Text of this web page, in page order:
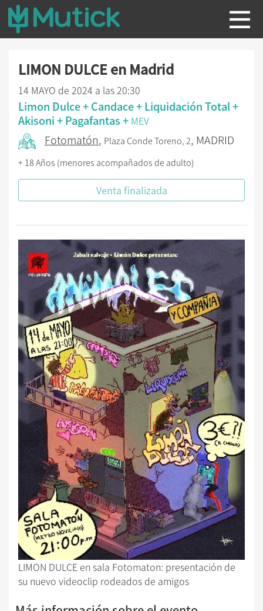
LIMON DULCE en Madrid
14 MAYO de 2024 a las 20:30
Limon Dulce + Candace + Liquidación Total +
Akisoni + Pagafantas + MEV
Fotomatón, Plaza Conde Toreno, 2, MADRID
+ 18 Años (menores acompañados de adulto)
Venta finalizada
LIMON DULCE en sala Fotomaton: presentación de
su nuevo videoclip rodeados de amigos